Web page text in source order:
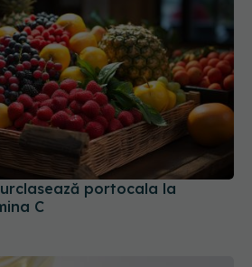
portocala la
C